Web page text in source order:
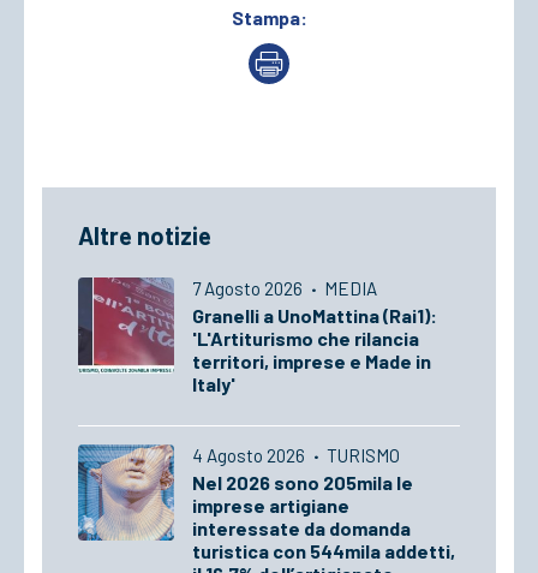
Stampa:
Altre notizie
7 Agosto 2026 · MEDIA
Granelli a UnoMattina (Rai1):
'L'Artiturismo che rilancia
territori, imprese e Made in
Italy'
4 Agosto 2026 · TURISMO
Nel 2026 sono 205mila le
imprese artigiane
interessate da domanda
turistica con 544mila addetti,